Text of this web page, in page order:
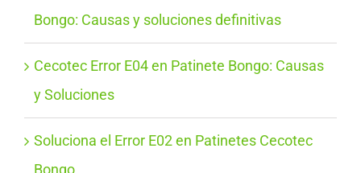
Bongo: Causas y soluciones definitivas
Cecotec Error E04 en Patinete Bongo: Causas
y Soluciones
Soluciona el Error E02 en Patinetes Cecotec
Bongo